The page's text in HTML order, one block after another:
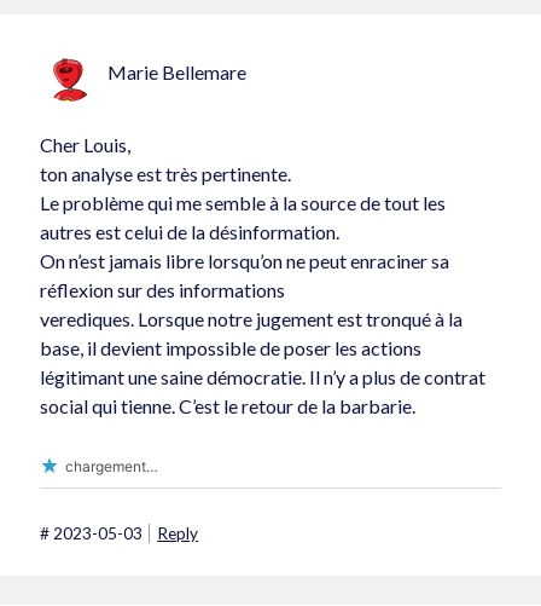
Marie Bellemare
Cher Louis,
ton analyse est très pertinente.
Le problème qui me semble à la source de tout les
autres est celui de la désinformation.
On n’est jamais libre lorsqu’on ne peut enraciner sa
réflexion sur des informations
verediques. Lorsque notre jugement est tronqué à la
base, il devient impossible de poser les actions
légitimant une saine démocratie. Il n’y a plus de contrat
social qui tienne. C’est le retour de la barbarie.
chargement…
# 2023-05-03 Reply